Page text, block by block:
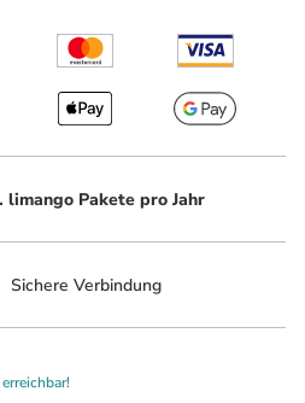
limango Pakete pro Jahr
Sichere Verbindung